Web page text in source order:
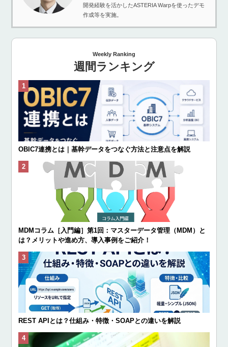
開発経験を活かしたASTERIA Warpを使ったデモ
作成等を実施。
Weekly Ranking
週間ランキング
OBIC7連携とは｜基幹データをつなぐ方法と注意点を解説
MDMコラム［入門編］第1回：マスターデータ管理（MDM）と
は？メリットや進め方、導入事例をご紹介！
REST APIとは？仕組み・特徴・SOAPとの違いを解説